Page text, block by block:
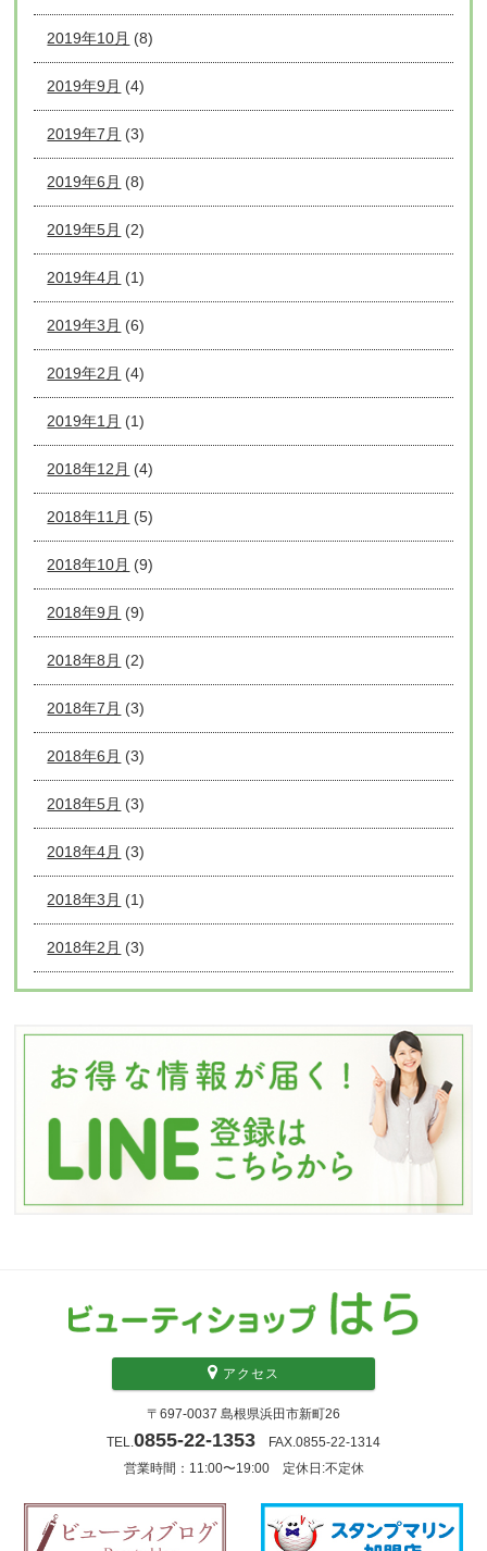
2019年10月 (8)
2019年9月 (4)
2019年7月 (3)
2019年6月 (8)
2019年5月 (2)
2019年4月 (1)
2019年3月 (6)
2019年2月 (4)
2019年1月 (1)
2018年12月 (4)
2018年11月 (5)
2018年10月 (9)
2018年9月 (9)
2018年8月 (2)
2018年7月 (3)
2018年6月 (3)
2018年5月 (3)
2018年4月 (3)
2018年3月 (1)
2018年2月 (3)
アクセス
〒697-0037 島根県浜田市新町26
TEL. 0855-22-1353 FAX.0855-22-1314
営業時間：11:00〜19:00 定休日:不定休